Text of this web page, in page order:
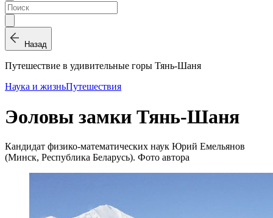
Назад
Путешествие в удивительные горы Тянь-Шаня
Наука и жизньПутешествия
Эоловы замки Тянь-Шаня
Кандидат физико-математических наук Юрий Емельянов
(Минск, Республика Беларусь). Фото автора